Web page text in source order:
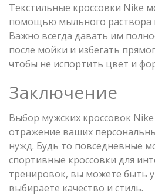
Текстильные кроссовки Nike
помощью мыльного раствора
Важно всегда давать им
после мойки и избегать
чтобы не испортить цвет и
Заключение
Выбор мужских кроссовок Nike
отражение ваших
нужд. Будь то повседневные
спортивные кроссовки для
тренировок, вы можете быть
выбираете качество и стиль.